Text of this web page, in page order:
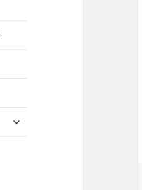
udvid